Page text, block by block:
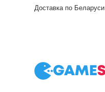
Доставка по Беларуси